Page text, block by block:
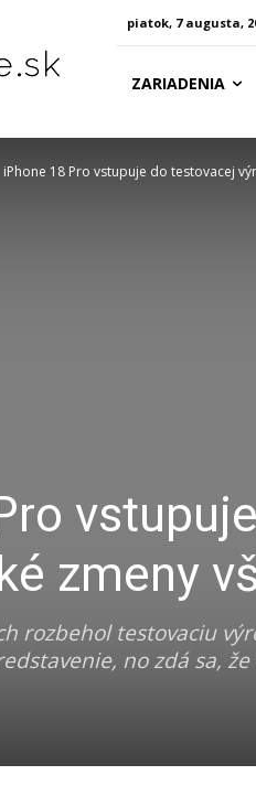
piatok, 7 augusta,
ZARIADENIA
iPhone 18 Pro vstupuje do testovacej
zmeny
rozbehol testovaciu
no zdá sa,